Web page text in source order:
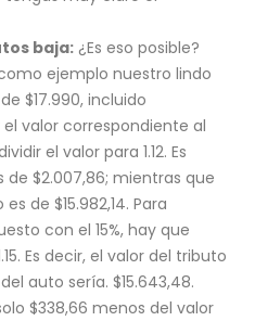
baja:¿Es eso posible?
ejemplo nuestro lindo
$17.990, incluido
valor correspondiente al
el valor para 1.12. Es
$2.007,86; mientras que
de $15.982,14. Para
con el 15%, hay que
Es decir, el valor del tributo
auto sería. $15.643,48.
$338,66 menos del valor